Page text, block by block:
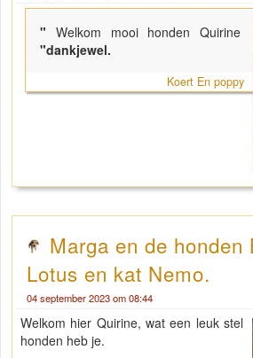
" Welkom mooi honden Quirine
"dankjewel.
Koert En poppy
Marga en de honden
Lotus en kat Nemo.
04 september 2023 om 08:44
Welkom hier Quirine, wat een leuk stel
honden heb je.